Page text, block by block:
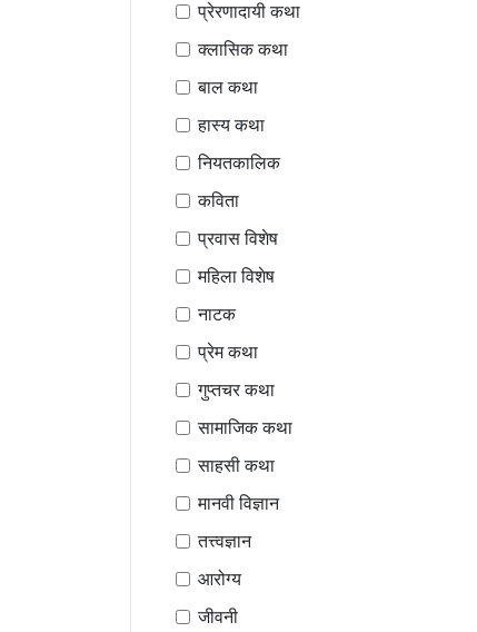
प्रेरणादायी कथा
क्लासिक कथा
बाल कथा
हास्य कथा
नियतकालिक
कविता
प्रवास विशेष
महिला विशेष
नाटक
प्रेम कथा
गुप्तचर कथा
सामाजिक कथा
साहसी कथा
मानवी विज्ञान
तत्त्वज्ञान
आरोग्य
जीवनी